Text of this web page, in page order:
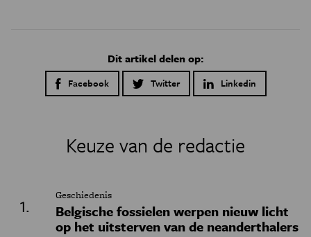
Dit artikel delen op:
Facebook Twitter Linkedin
Keuze van de redactie
Geschiedenis
Belgische fossielen werpen nieuw licht
op het uitsterven van de neanderthalers